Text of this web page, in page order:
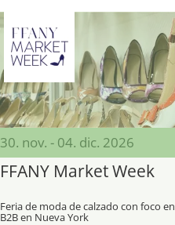
30. nov. - 04. dic. 2026
FFANY Market Week
Feria de moda de calzado con foco en
B2B en Nueva York